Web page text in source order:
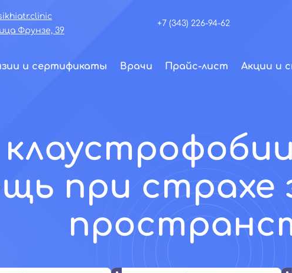
Фрунзе, 39
+7 (343) 226-94-62
и сертификаты Врачи Прайс-лист Акции и
при страхе